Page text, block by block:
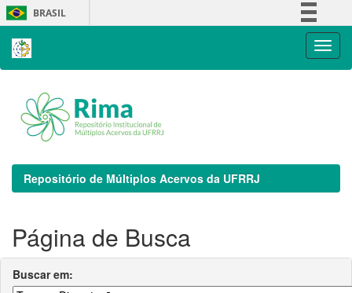
Skip
navigation
BRASIL
Repositório de Múltiplos Acervos da UFRRJ
Página de Busca
Buscar em: